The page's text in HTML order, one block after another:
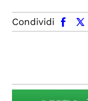
Condividi
facebook x.com